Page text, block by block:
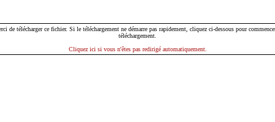
de télécharger ce fichier. Si le téléchargement ne démarre pas rapidement, cliquez ci-dessous pour
téléchargement.
Cliquez ici si vous n'êtes pas redirigé automatiquement.